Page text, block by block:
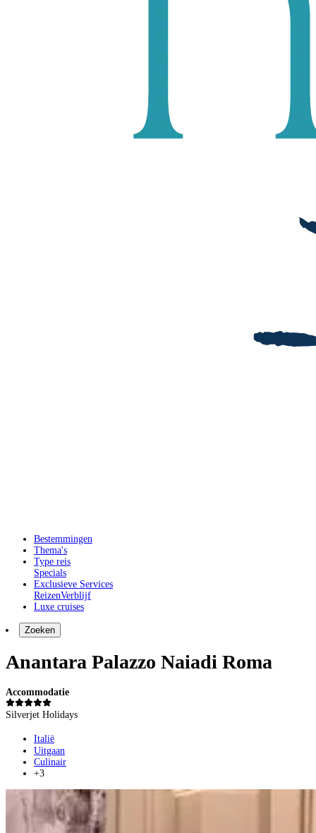
Bestemmingen
Thema's
Type reis
Specials
Exclusieve Services
ReizenVerblijf
Luxe cruises
Zoeken
Anantara Palazzo Naiadi Roma
Accommodatie
Silverjet Holidays
Italië
Uitgaan
Culinair
+3